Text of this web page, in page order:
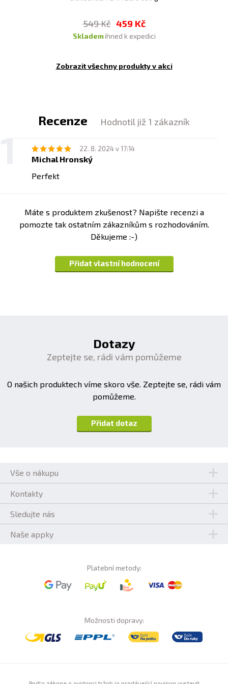
549 Kč 459 Kč
sklademihned k expedici
Zobrazit všechny produkty v akci
Recenze Hodnotil již 1 zákazník
22. 8. 2024 v 17:14
Michal Hronský
Perfekt
Máte s produktem zkušenost? Napište recenzi a
pomozte tak ostatním zákazníkům s rozhodováním.
Děkujeme :-)
Přidat vlastní hodnocení
Dotazy
Zeptejte se, rádi vám pomůžeme
O našich produktech víme skoro vše. Zeptejte se, rádi vám
pomůžeme.
Přidat dotaz
Vše o nákupu
Kontakty
Sledujte nás
Naše appky
Platební metody:
Možnosti dopravy: